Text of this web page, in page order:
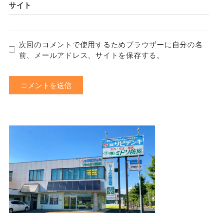
サイト
次回のコメントで使用するためブラウザーに自分の名
前、メールアドレス、サイトを保存する。